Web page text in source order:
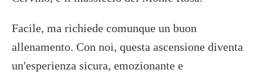
Facile, ma richiede comunque un buon
allenamento. Con noi, questa ascensione diventa
un'esperienza sicura, emozionante e